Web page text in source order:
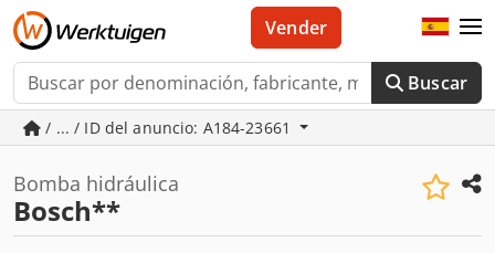
Buscar
Vender
/ ... / ID del anuncio: A184-23661
Bomba hidráulica
Bosch**